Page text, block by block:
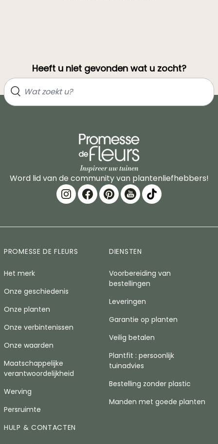
Heeft u niet gevonden wat u zocht?
Word lid van de community van plantenliefhebbers!
PROMESSE DE FLEURS
Het merk
Onze geschiedenis
Onze planten
Onze verbintenissen
Onze waarden
Maatschappelijke
verantwoordelijkheid
Werving
Persruimte
DIENSTEN
Voorbereiding van
bestellingen
Leveringen
Garantie op planten
Veilig betalen
Plantfit : persoonlijk
tuinadvies
Bestelling zonder plastic
Manden met goede planten
HULP & CONTACTEN